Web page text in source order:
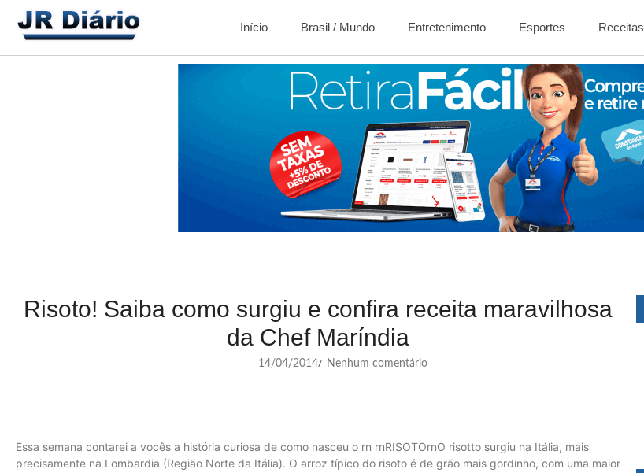
Início Brasil / Mundo Entretenimento Esportes Receitas
Risoto! Saiba como surgiu e confira receita maravilhosa
da Chef Maríndia
14/04/2014/ Nenhum comentário
Essa semana contarei a vocês a história curiosa de como nasceu o rn rnRISOTOrnO risotto surgiu na Itália, mais
precisamente na Lombardia (Região Norte da Itália). O arroz típico do risoto é de grão mais gordinho, com uma maior